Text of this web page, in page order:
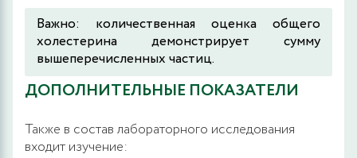
Важно: количественная оценка общего
холестерина демонстрирует сумму
вышеперечисленных частиц.
ДОПОЛНИТЕЛЬНЫЕ ПОКАЗАТЕЛИ
Также в состав лабораторного исследования
входит изучение: